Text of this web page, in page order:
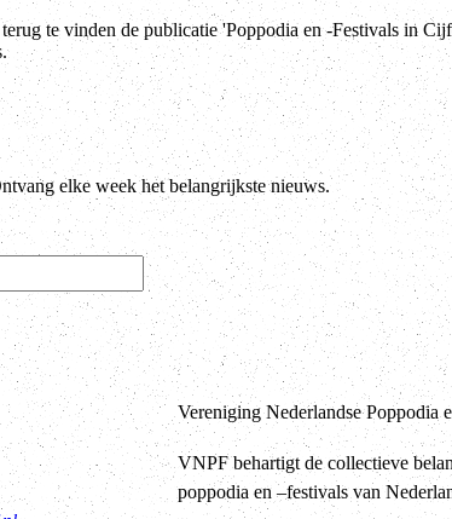
te vinden de publicatie 'Poppodia en -Festivals in
elke week het belangrijkste nieuws.
Vereniging Nederlandse Poppodia
VNPF behartigt de collectieve
poppodia en –festivals van